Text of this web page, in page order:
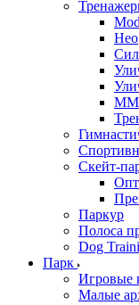
Нео
Скейт-
Паркур
Полоса
Dog
Парк
Игровые
Малые